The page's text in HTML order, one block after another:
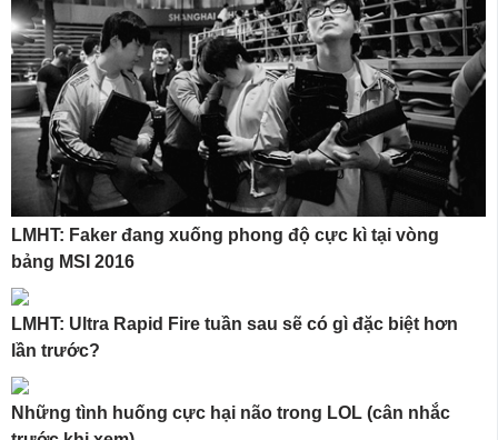
LMHT: Faker đang xuống phong độ cực kì tại vòng
bảng MSI 2016
LMHT: Ultra Rapid Fire tuần sau sẽ có gì đặc biệt hơn
lần trước?
Những tình huống cực hại não trong LOL (cân nhắc